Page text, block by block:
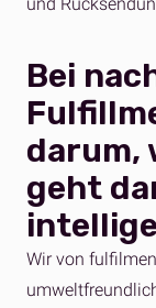
Bei
darum,
geht
Wir von